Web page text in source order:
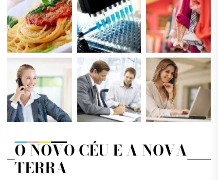
O NOVO CÉU E A NOVA
TERRA